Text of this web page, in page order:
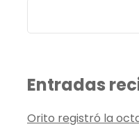
Entradas
Orito registró la